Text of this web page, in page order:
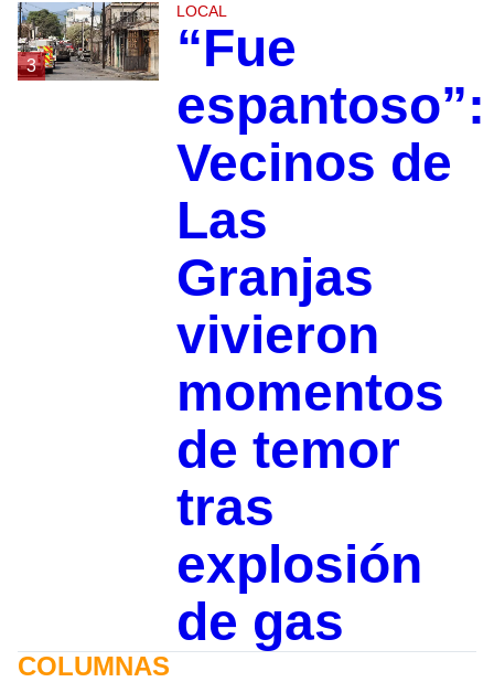
3
LOCAL
“Fue
espantoso”:
Vecinos de
Las
Granjas
vivieron
momentos
de temor
tras
explosión
de gas
COLUMNAS